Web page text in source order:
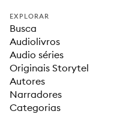
EXPLORAR
Busca
Audiolivros
Audio séries
Originais Storytel
Autores
Narradores
Categorias